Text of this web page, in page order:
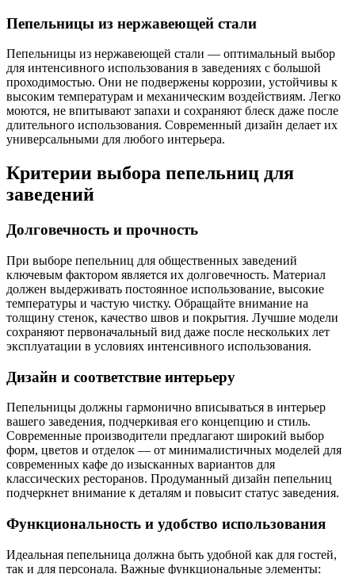
Пепельницы из нержавеющей стали
Пепельницы из нержавеющей стали — оптимальный выбор
для интенсивного использования в заведениях с большой
проходимостью. Они не подвержены коррозии, устойчивы к
высоким температурам и механическим воздействиям. Легко
моются, не впитывают запахи и сохраняют блеск даже после
длительного использования. Современный дизайн делает их
универсальными для любого интерьера.
Критерии выбора пепельниц для
заведений
Долговечность и прочность
При выборе пепельниц для общественных заведений
ключевым фактором является их долговечность. Материал
должен выдерживать постоянное использование, высокие
температуры и частую чистку. Обращайте внимание на
толщину стенок, качество швов и покрытия. Лучшие модели
сохраняют первоначальный вид даже после нескольких лет
эксплуатации в условиях интенсивного использования.
Дизайн и соответствие интерьеру
Пепельницы должны гармонично вписываться в интерьер
вашего заведения, подчеркивая его концепцию и стиль.
Современные производители предлагают широкий выбор
форм, цветов и отделок — от минималистичных моделей для
современных кафе до изысканных вариантов для
классических ресторанов. Продуманный дизайн пепельниц
подчеркнет внимание к деталям и повысит статус заведения.
Функциональность и удобство использования
Идеальная пепельница должна быть удобной как для гостей,
так и для персонала. Важные функциональные элементы: